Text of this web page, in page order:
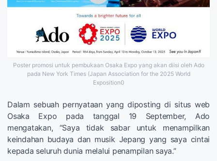
Poster promosi untuk pembukaan Osaka Expo yang akan diisi oleh Ado
pada New York Times (Japan Association for the 2025 World
Exposition0
Dalam sebuah pernyataan yang diposting di situs web
Osaka Expo pada tanggal 19 September, Ado
mengatakan, “Saya tidak sabar untuk menampilkan
keindahan budaya dan musik Jepang yang saya cintai
kepada seluruh dunia melalui penampilan saya.”